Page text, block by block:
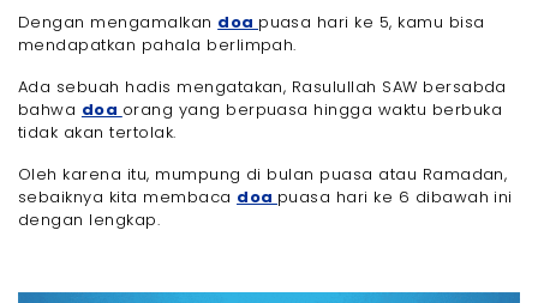
- Manfaat Membaca Doa Puasa Hari ke 5
- Akhir Kata
Dengan mengamalkan doa puasa hari ke 5, kamu bisa
mendapatkan pahala berlimpah.
Ada sebuah hadis mengatakan, Rasulullah SAW bersabda
bahwa doa orang yang berpuasa hingga waktu berbuka
tidak akan tertolak.
Oleh karena itu, mumpung di bulan puasa atau Ramadan,
sebaiknya kita membaca doa puasa hari ke 6 dibawah ini
dengan lengkap.